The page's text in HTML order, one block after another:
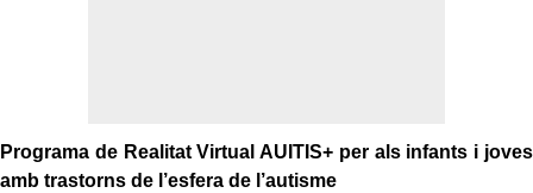
Programa de Realitat Virtual AUITIS+ per als infants i joves
amb trastorns de l’esfera de l’autisme